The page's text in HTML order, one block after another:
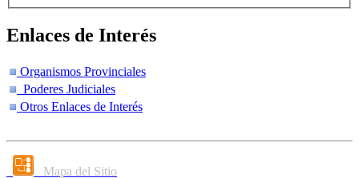
Enlaces de Interés
Organismos Provinciales
Poderes Judiciales
Otros Enlaces de Interés
Mapa del Sitio